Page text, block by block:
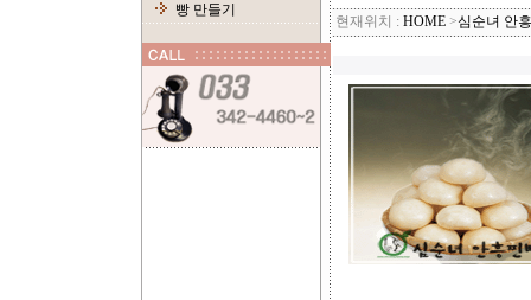
빵 만들기
현재위치 : HOME >심순녀 안